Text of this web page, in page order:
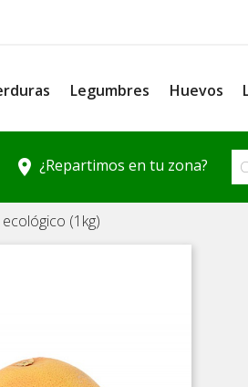
Legumbres Huevos
location_on ¿Repartimos en tu zona?
(1kg)